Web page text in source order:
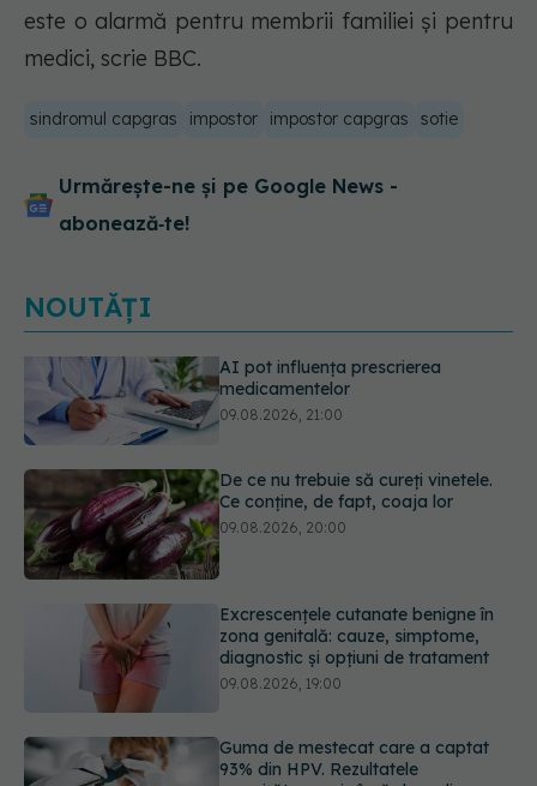
este o alarmă pentru membrii familiei și pentru
medici, scrie BBC.
sindromul capgras impostor impostor capgras sotie
Urmărește-ne și pe Google News -
abonează‑te!
NOUTĂȚI
De ce nu trebuie să cureți vinetele.
Ce conține, de fapt, coaja lor
Excrescențele cutanate benigne în
Guma de mestecat care a captat
93% din HPV. Rezultatele
09.08.2026, 18:00